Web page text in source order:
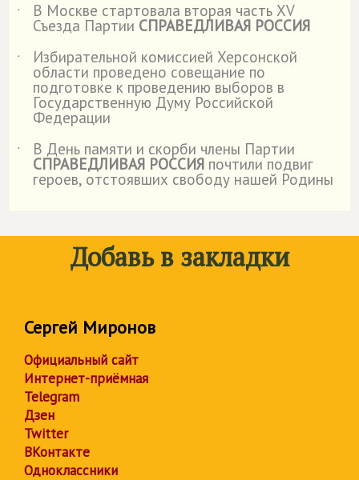
˙
В Москве стартовала вторая часть XV
Съезда Партии СПРАВЕДЛИВАЯ РОССИЯ
˙
Избирательной комиссией Херсонской
области проведено совещание по
подготовке к проведению выборов в
Государственную Думу Российской
Федерации
˙
В День памяти и скорби члены Партии
СПРАВЕДЛИВАЯ РОССИЯ почтили подвиг
героев, отстоявших свободу нашей Родины
Добавь в закладки
Сергей Миронов
Официальный сайт
Интернет-приёмная
Telegram
Дзен
Twitter
ВКонтакте
Одноклассники